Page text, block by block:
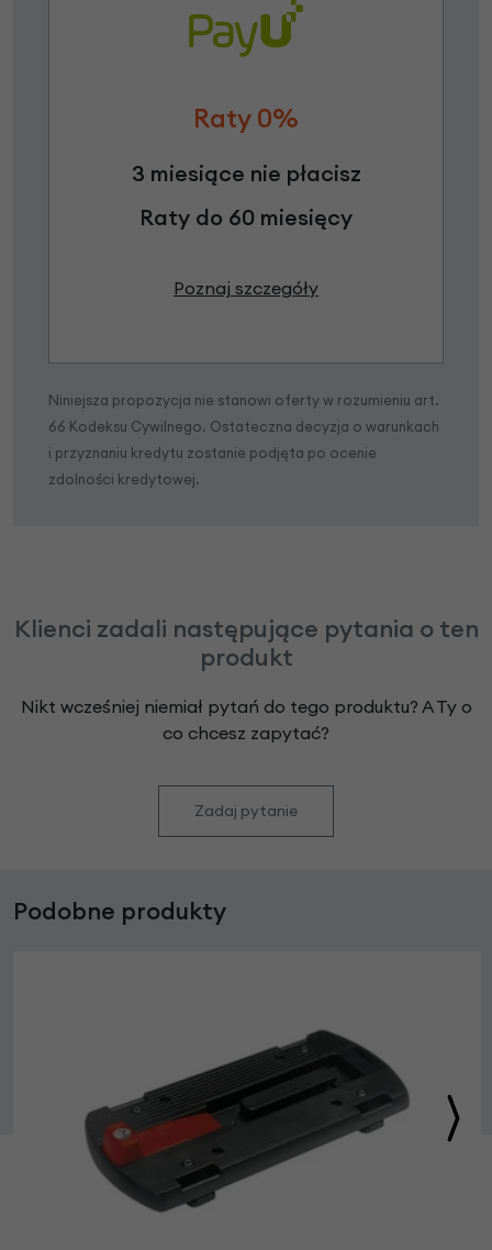
Raty 0%
3 miesiące nie płacisz
Raty do 60 miesięcy
Poznaj szczegóły
Niniejsza propozycja nie stanowi oferty w rozumieniu art.
66 Kodeksu Cywilnego. Ostateczna decyzja o warunkach
i przyznaniu kredytu zostanie podjęta po ocenie
zdolności kredytowej.
Klienci zadali następujące pytania o ten
produkt
Nikt wcześniej niemiał pytań do tego produktu? A Ty o
co chcesz zapytać?
Zadaj pytanie
Podobne produkty